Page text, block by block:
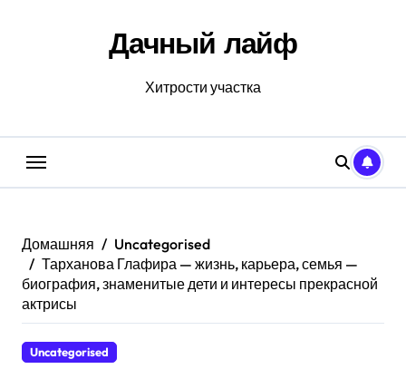
Дачный лайф
Хитрости участка
Домашняя
Uncategorised
Тарханова Глафира — жизнь, карьера, семья —
биография, знаменитые дети и интересы прекрасной
актрисы
Uncategorised